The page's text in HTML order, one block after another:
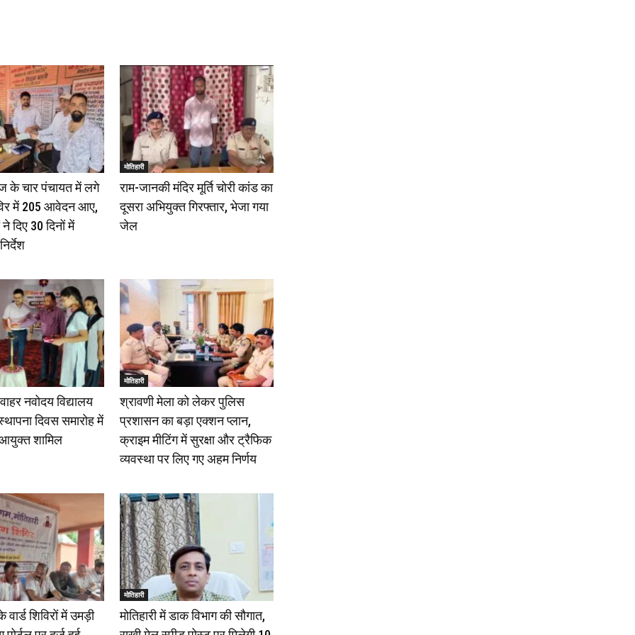
और थानाध्यक्ष ने किया निरीक्षण, 19 June 2026
शव जलाया, दोनों गिरफ्तार, 14 June 2026
संवाद में सांसद रधामोहन सिंह, 13 June 2026
के चार पंचायत में लगे
में 205 आवेदन आए,
दिए 30 दिनों में
मोतिहारी
राम-जानकी मंदिर मूर्ति चोरी कांड का
दूसरा अभियुक्त गिरफ्तार, भेजा गया
जेल
नवोदय विद्यालय
दिवस समारोह में
शामिल
मोतिहारी
श्रावणी मेला को लेकर पुलिस
प्रशासन का बड़ा एक्शन प्लान,
क्राइम मीटिंग में सुरक्षा और ट्रैफिक
व्यवस्था पर लिए गए अहम निर्णय
शिविरों में उमड़ी
मोतिहारी
मोतिहारी में डाक विभाग की सौगात,